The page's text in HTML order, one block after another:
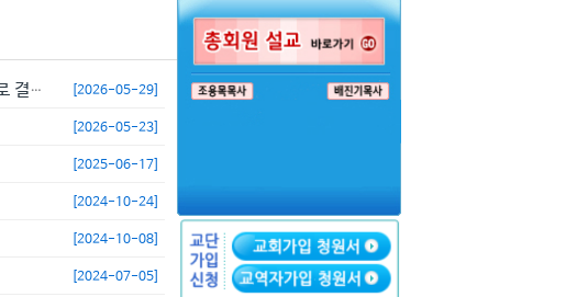
예수교대한하나님의성회 제75차 정기총회에서 정동수 목사를 이단으로 결의... [2026-05-29]
[2026-05-23]
[2025-06-17]
[2024-10-24]
[2024-10-08]
[2024-07-05]